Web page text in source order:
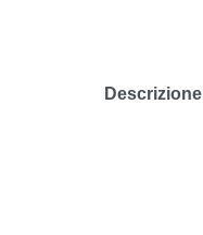
Descrizione